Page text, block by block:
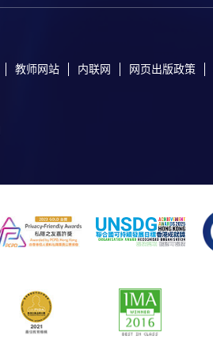
教师网站 内联网 网页出版政策